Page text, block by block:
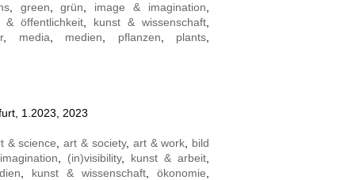
, green,grün, image & imagination,
& öffentlichkeit, kunst & wissenschaft,
, media, medien, pflanzen, plants,
1.2023, 2023
& science,art & society, art & work, bild
, (in)visibility, kunst & arbeit,
, kunst & wissenschaft, ökonomie,